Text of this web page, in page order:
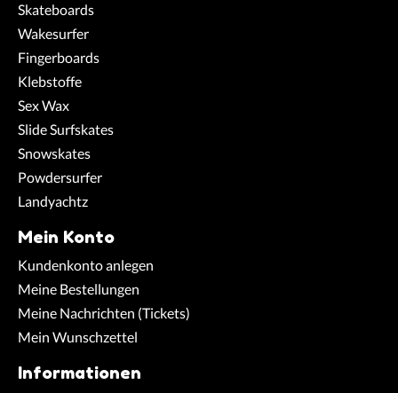
Skateboards
Wakesurfer
Fingerboards
Klebstoffe
Sex Wax
Slide Surfskates
Snowskates
Powdersurfer
Landyachtz
Mein Konto
Kundenkonto anlegen
Meine Bestellungen
Meine Nachrichten (Tickets)
Mein Wunschzettel
Informationen